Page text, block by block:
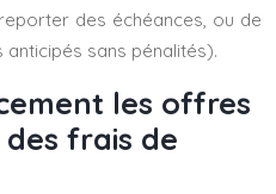
des échéances, ou de
sans pénalités).
les offres
frais de